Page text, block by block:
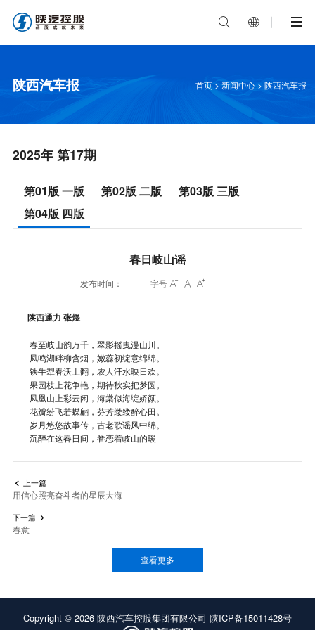
 
陕西汽车报 首页 > 新闻中心 > 陕西汽车报
2025年 第17期
第01版 一版 第02版 二版
第03版 三版
第04版 四版
春日岐山谣
发布时间： 字号   
陕西通力 张煜
春至岐山韵万千，翠影摇曳漫山川。
凤鸣湖畔柳含烟，嫩蕊初绽意绵绵。
铁牛犁春沃土翻，农人汗水映日欢。
果园枝上花争艳，期待秋实把梦圆。
凤凰山上彩云闲，海棠似海绽娇颜。
花瓣纷飞若蝶翩，芬芳缕缕醉心田。
岁月悠悠故事传，古老歌谣风中绵。
沉醉在这春日间，眷恋着岐山的暖
 上一篇
用信心照亮奋斗者的星辰大海
下一篇 
春意
查看更多
Copyright © 2026 陕西汽车控股集团有限公司 陕ICP备15011428号